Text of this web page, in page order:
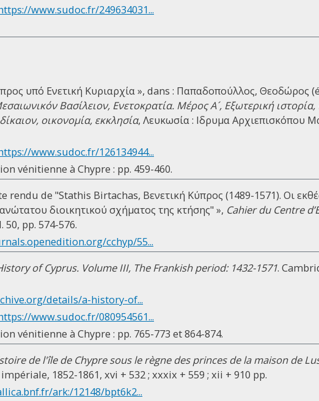
www.sudoc.fr/249634031...
υπό Ενετική Κυριαρχία », dans : Παπαδοπούλλος, Θεοδώρος
Βασίλειον, Ενετοκρατία. Μέρος Α´, Εξωτερική ιστορία,
οικονομία, εκκλησία, Λευκωσία : Ιδρυμα Αρχιεπισκόπου
www.sudoc.fr/126134944...
vénitienne à Chypre : pp. 459-460.
rendu de "Stathis Birtachas, Βενετική Κύπρος (1489-1571). Οι
διοικητικού σχήματος της κτήσης" », Cahier du Centre
50, pp. 574-576.
cchyp/55...
of Cyprus. Volume III, The Frankish period: 1432-1571.
details/a-history-of...
www.sudoc.fr/080954561...
vénitienne à Chypre : pp. 765-773 et 864-874.
de l'île de Chypre sous le règne des princes de la maison de
1852-1861, xvi + 532 ; xxxix + 559 ; xii + 910 pp.
ark:/12148/bpt6k2...